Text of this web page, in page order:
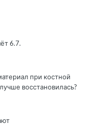
6.7.
при костной
восстановилась?